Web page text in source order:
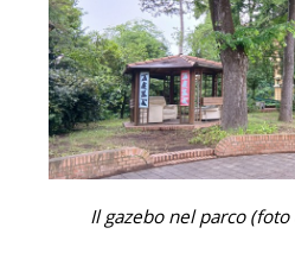
Il gazebo nel parco